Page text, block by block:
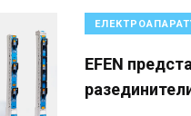
EFEN